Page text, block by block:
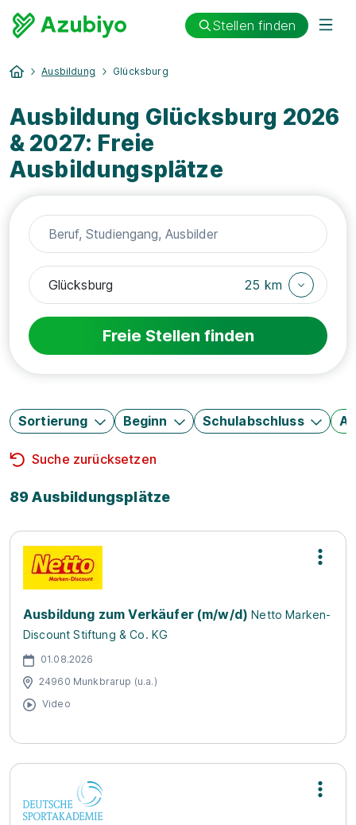
Stellen finden
Ausbildung Glücksburg
Ausbildung Glücksburg 2026
& 2027: Freie
Ausbildungsplätze
25 km
Freie Stellen finden
Sortierung Beginn Schulabschluss
Suche zurücksetzen
89 Ausbildungsplätze
Ausbildung zum Verkäufer (m/w/d) Netto Marken-
Discount Stiftung & Co. KG
01.08.2026
24960 Munkbrarup (u.a.)
Video